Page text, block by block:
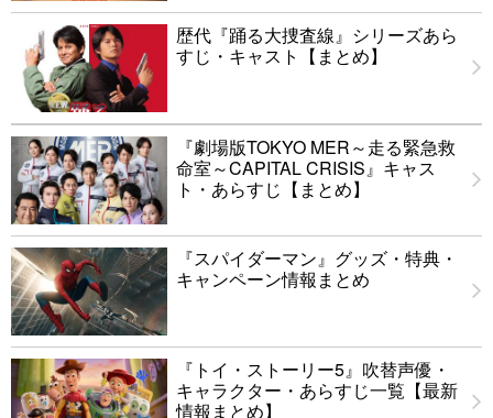
歴代『踊る大捜査線』シリーズあら
すじ・キャスト【まとめ】
『劇場版TOKYO MER～走る緊急救
命室～CAPITAL CRISIS』キャス
ト・あらすじ【まとめ】
『スパイダーマン』グッズ・特典・
キャンペーン情報まとめ
『トイ・ストーリー5』吹替声優・
キャラクター・あらすじ一覧【最新
情報まとめ】